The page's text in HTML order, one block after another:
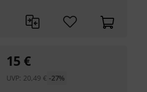
15 €
UVP: 20,49 € -27%